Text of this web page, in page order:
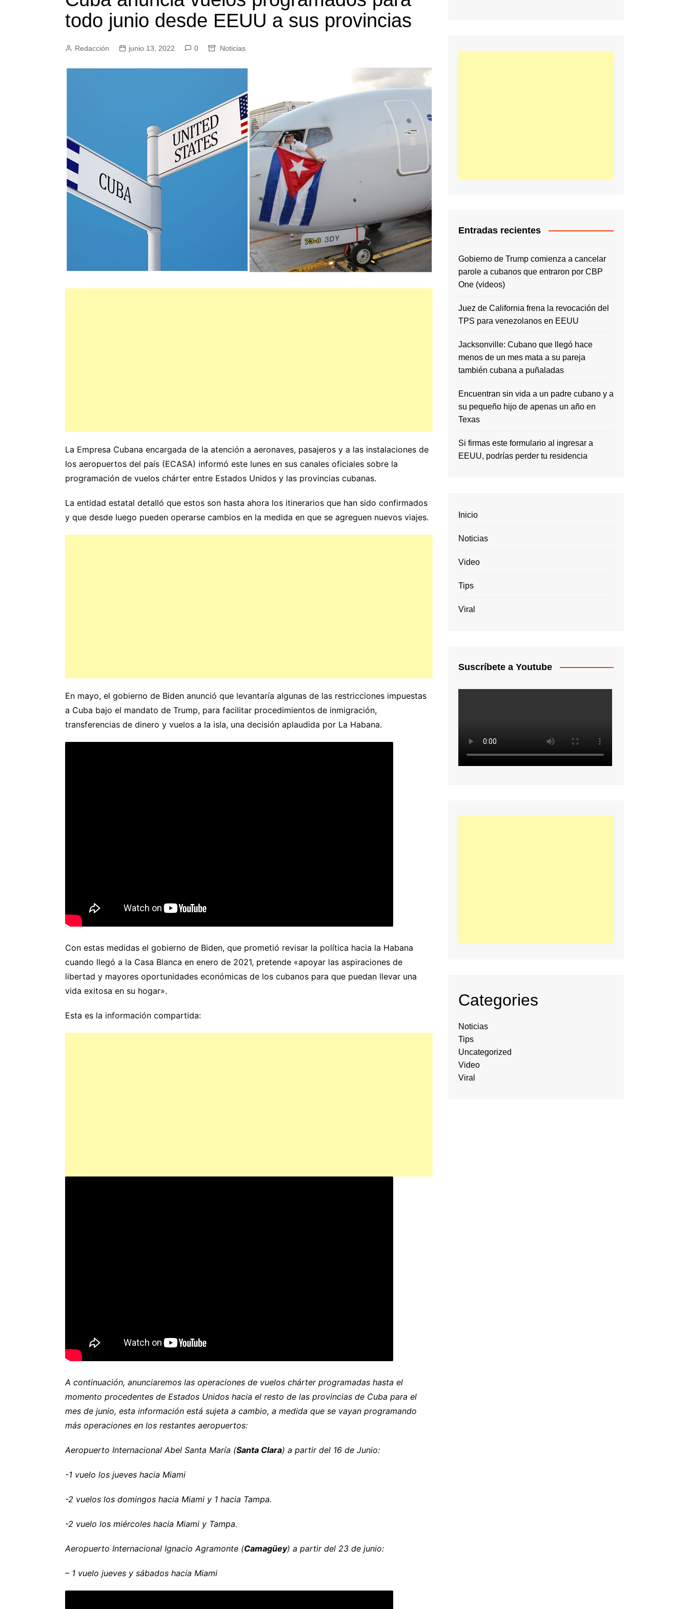
todo junio desde EEUU a sus provincias
Redacción junio 13, 2022 0 Noticias
La Empresa Cubana encargada de la atención a aeronaves, pasajeros y a las instalaciones de
los aeropuertos del país (ECASA) informó este lunes en sus canales oficiales sobre la
programación de vuelos chárter entre Estados Unidos y las provincias cubanas.
La entidad estatal detalló que estos son hasta ahora los itinerarios que han sido confirmados
y que desde luego pueden operarse cambios en la medida en que se agreguen nuevos viajes.
En mayo, el gobierno de Biden anunció que levantaría algunas de las restricciones impuestas
a Cuba bajo el mandato de Trump, para facilitar procedimientos de inmigración,
transferencias de dinero y vuelos a la isla, una decisión aplaudida por La Habana.
Con estas medidas el gobierno de Biden, que prometió revisar la política hacia la Habana
cuando llegó a la Casa Blanca en enero de 2021, pretende «apoyar las aspiraciones de
libertad y mayores oportunidades económicas de los cubanos para que puedan llevar una
vida exitosa en su hogar».
Esta es la información compartida:
A continuación, anunciaremos las operaciones de vuelos chárter programadas hasta el
momento procedentes de Estados Unidos hacia el resto de las provincias de Cuba para el
mes de junio, esta información está sujeta a cambio, a medida que se vayan programando
más operaciones en los restantes aeropuertos:
Aeropuerto Internacional Abel Santa María (Santa Clara) a partir del 16 de Junio:
-1 vuelo los jueves hacia Miami
-2 vuelos los domingos hacia Miami y 1 hacia Tampa.
-2 vuelo los miércoles hacia Miami y Tampa.
Aeropuerto Internacional Ignacio Agramonte (Camagüey) a partir del 23 de junio:
– 1 vuelo jueves y sábados hacia Miami
Entradas recientes
Gobierno de Trump comienza a cancelar
parole a cubanos que entraron por CBP
One (videos)
Juez de California frena la revocación del
TPS para venezolanos en EEUU
Jacksonville: Cubano que llegó hace
menos de un mes mata a su pareja
también cubana a puñaladas
Encuentran sin vida a un padre cubano y a
su pequeño hijo de apenas un año en
Texas
Si firmas este formulario al ingresar a
EEUU, podrías perder tu residencia
Inicio
Noticias
Video
Tips
Viral
Suscríbete a Youtube
Categories
Noticias
Tips
Uncategorized
Video
Viral